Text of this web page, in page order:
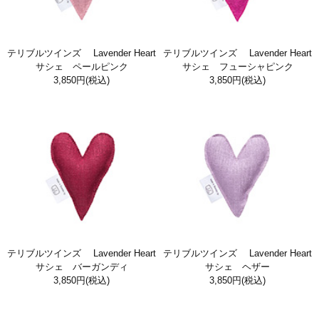
テリブルツインズ Lavender Heart
サシェ ペールピンク
3,850円(税込)
テリブルツインズ Lavender Heart
サシェ フューシャピンク
3,850円(税込)
テリブルツインズ Lavender Heart
サシェ バーガンディ
3,850円(税込)
テリブルツインズ Lavender Heart
サシェ ヘザー
3,850円(税込)